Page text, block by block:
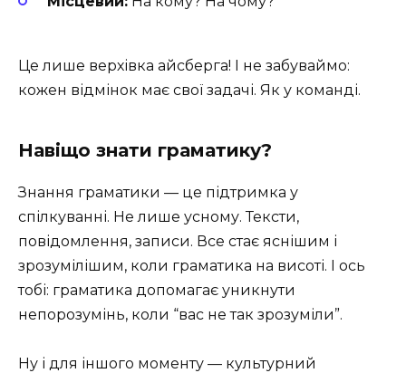
Це лише верхівка айсберга! І не забуваймо:
кожен відмінок має свої задачі. Як у команді.
Навіщо знати граматику?
Знання граматики — це підтримка у
спілкуванні. Не лише усному. Тексти,
повідомлення, записи. Все стає яснішим і
зрозумілішим, коли граматика на висоті. І ось
тобі: граматика допомагає уникнути
непорозумінь, коли “вас не так зрозуміли”.
Ну і для іншого моменту — культурний